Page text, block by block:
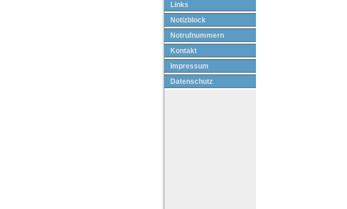
Links
Notizblock
Notrufnummern
Kontakt
Impressum
Datenschutz